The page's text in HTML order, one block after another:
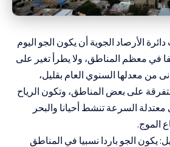
الأرصاد الجوية أن يكون الجو اليوم
في معظم المناطق، ولا يطرأ تغير على
من معدلها السنوي العام بقليل،
على بعض المناطق، وتكون الرياح
السرعة تنشط أحيانا والبحر
الموج.
يكون الجو باردا نسبيا في المناطق